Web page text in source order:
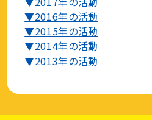
▼2016年の活動
▼2015年の活動
▼2014年の活動
▼2013年の活動